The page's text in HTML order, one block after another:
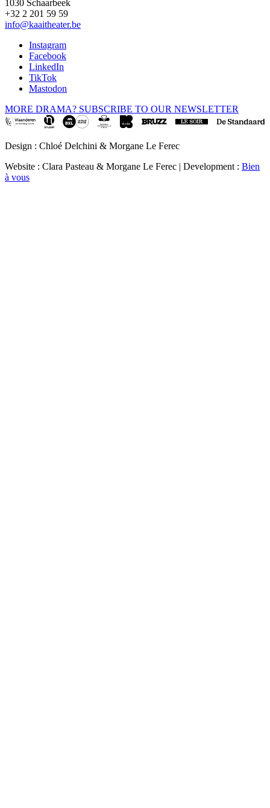
1030 Schaarbeek
+32 2 201 59 59
info@kaaitheater.be
Instagram
Facebook
LinkedIn
TikTok
Mastodon
MORE DRAMA? SUBSCRIBE TO OUR NEWSLETTER
Design : Chloé Delchini & Morgane Le Ferec
Website : Clara Pasteau & Morgane Le Ferec | Development : Bien
à vous